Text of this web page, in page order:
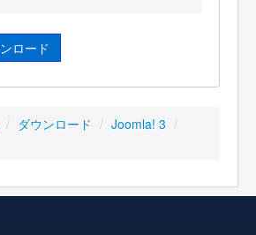
ロード
/ ダウンロード / Joomla! 3 /